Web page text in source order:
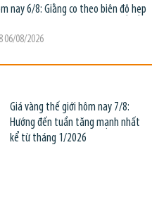
nay 6/8: Giằng co theo biên độ hẹp
06/08/2026
Giá vàng thế giới hôm nay 7/8:
Hướng đến tuần tăng mạnh nhất
kể từ tháng 1/2026